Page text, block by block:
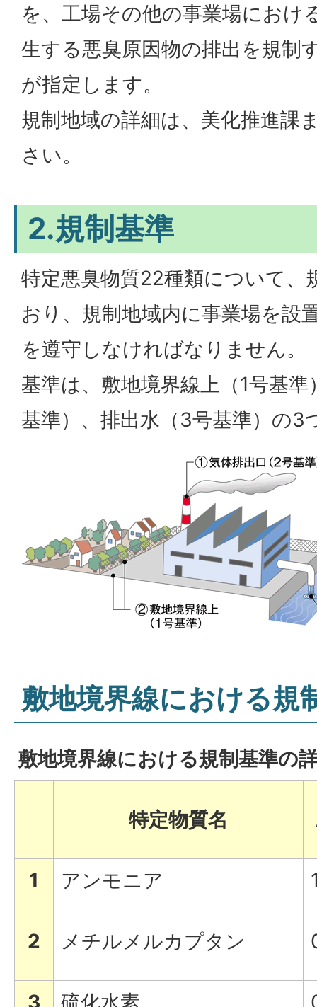
を、工場その他の事業場におけ
生する悪臭原因物の排出を規制
が指定します。
規制地域の詳細は、美化推進課
さい。
2.規制基準
特定悪臭物質22種類について、
おり、規制地域内に事業場を設
を遵守しなければなりません。
基準は、敷地境界線上（1号基
基準）、排出水（3号基準）の3
敷地境界線における規
敷地境界線における規制基準の
特定物質名
1 アンモニア
2 メチルメルカプタン
3 硫化水素